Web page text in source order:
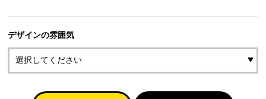
デザインの雰囲気